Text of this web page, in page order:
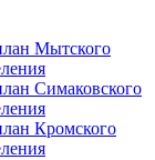
Мытского
Симаковского
Кромского